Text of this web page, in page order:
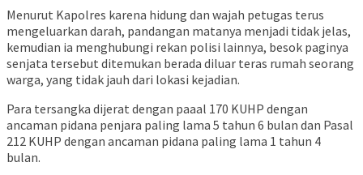
Menurut Kapolres karena hidung dan wajah petugas terus
mengeluarkan darah, pandangan matanya menjadi tidak jelas,
kemudian ia menghubungi rekan polisi lainnya, besok paginya
senjata tersebut ditemukan berada diluar teras rumah seorang
warga, yang tidak jauh dari lokasi kejadian.
Para tersangka dijerat dengan paaal 170 KUHP dengan
ancaman pidana penjara paling lama 5 tahun 6 bulan dan Pasal
212 KUHP dengan ancaman pidana paling lama 1 tahun 4
bulan.